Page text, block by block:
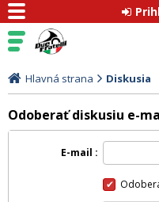
Hlavná strana Diskusia
Odoberať diskusiu e-
E-mail